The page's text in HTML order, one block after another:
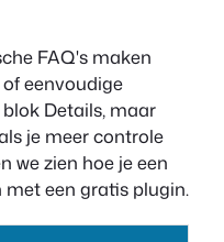
FAQ's maken
eenvoudige
Details, maar
je meer controle
we zien hoe je een
een gratis plugin.